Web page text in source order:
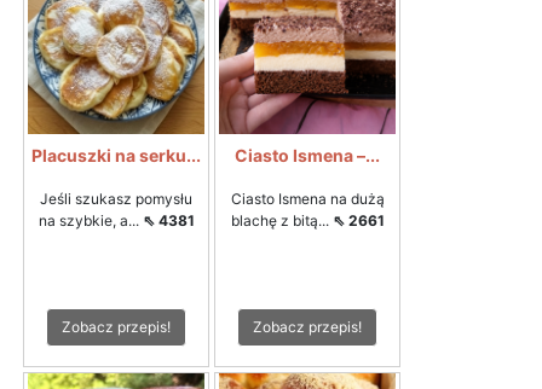
Placuszki na serku...
Jeśli szukasz pomysłu
na szybkie, a... ⇖ 4381
Zobacz przepis!
Ciasto Ismena –...
Ciasto Ismena na dużą
blachę z bitą... ⇖ 2661
Zobacz przepis!